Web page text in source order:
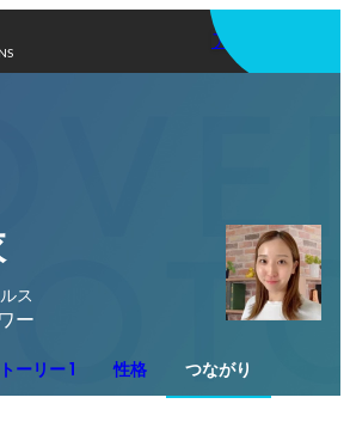
アプリを使う
ス
ー
ーリー 1 性格 つながり